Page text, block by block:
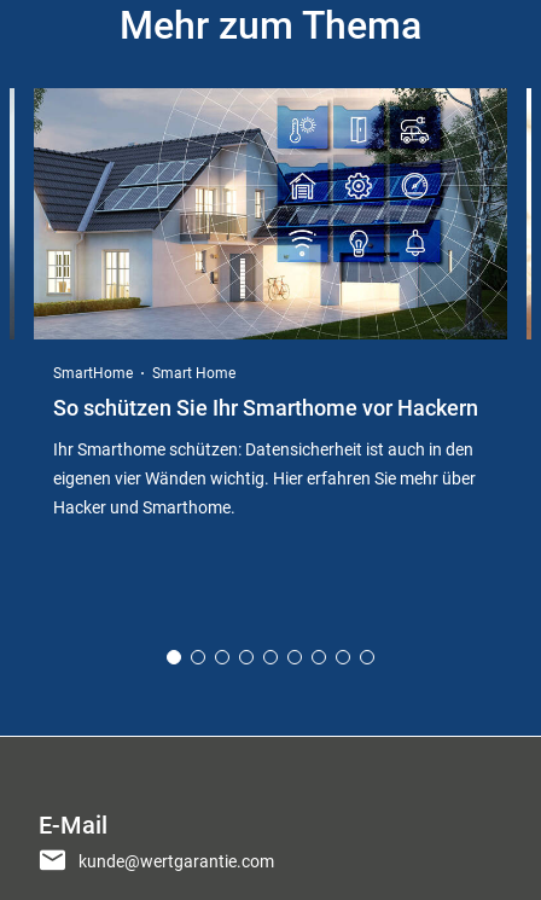
Mehr zum Thema
Instructions
SmartHome Smart Home
So schützen Sie Ihr Smarthome vor Hackern
Ihr Smarthome schützen: Datensicherheit ist auch in den
eigenen vier Wänden wichtig. Hier erfahren Sie mehr über
Hacker und Smarthome.
E-Mail
kunde@wertgarantie.com